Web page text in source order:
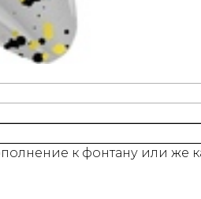
к фонтану или же